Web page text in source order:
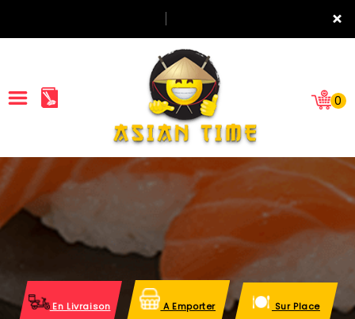
×
ACCUEIL
LA CARTE
VOS AVIS
0
En Livraison A Emporter Sur Place